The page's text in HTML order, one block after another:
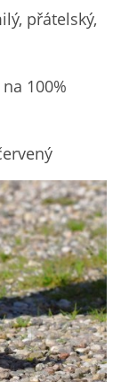
přátelský,
100%